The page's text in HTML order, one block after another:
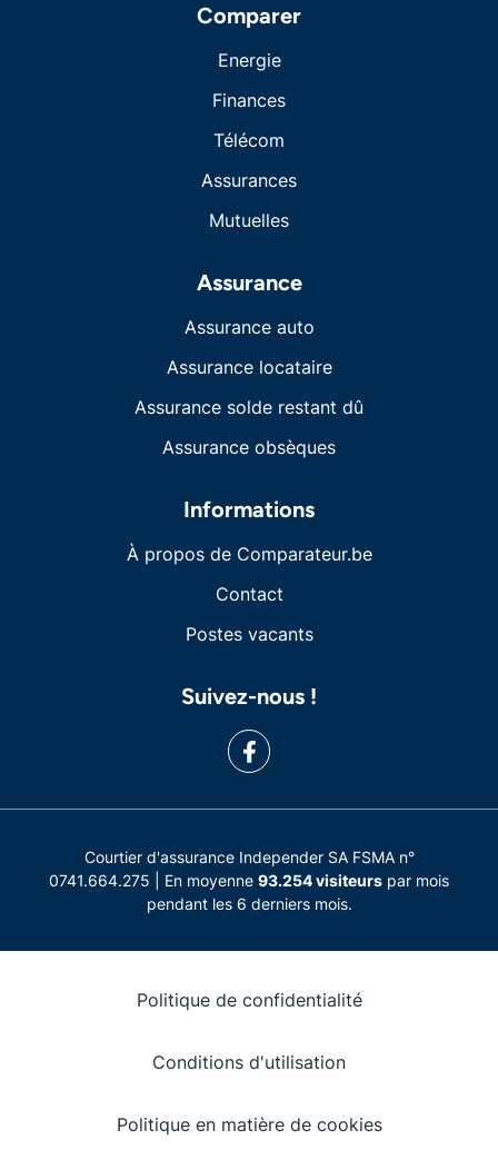
Comparer
Energie
Finances
Télécom
Assurances
Mutuelles
Assurance
Assurance auto
Assurance locataire
Assurance solde restant dû
Assurance obsèques
Informations
À propos de Comparateur.be
Contact
Postes vacants
Suivez-nous !
Courtier d'assurance Independer SA FSMA n°
0741.664.275 | En moyenne 93.254 visiteurs par mois
pendant les 6 derniers mois.
Politique de confidentialité
Conditions d'utilisation
Politique en matière de cookies